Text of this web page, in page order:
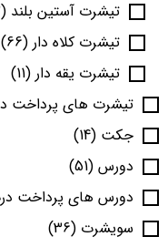
تیشرت آستین بلند (92)
تیشرت کلاه دار (66)
تیشرت یقه دار (11)
تیشرت های پرداخت
جکت (14)
دورس (51)
دورس های پرداخت
سویشرت (36)